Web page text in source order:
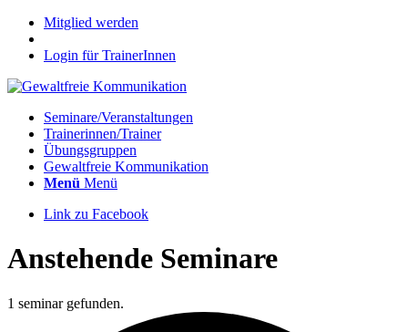
Mitglied werden
Login für TrainerInnen
Seminare/Veranstaltungen
Trainerinnen/Trainer
Übungsgruppen
Gewaltfreie Kommunikation
Menü Menü
Link zu Facebook
Anstehende Seminare
1 seminar gefunden.